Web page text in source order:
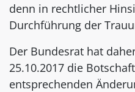
denn in rechtlicher
Durchführung der
Der Bundesrat hat
25.10.2017 die
entsprechenden